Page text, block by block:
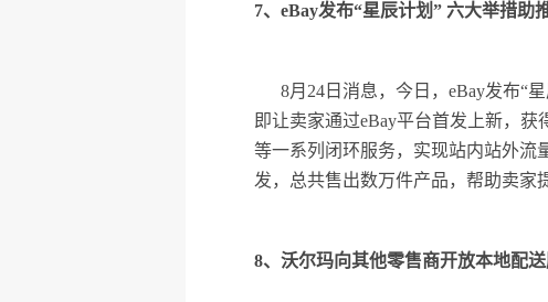
7、eBay发布“星辰计划” 六大举措助
8月24日消息，今日，eBay发布“
即让卖家通过eBay平台首发上新，
等一系列闭环服务，实现站内站外流
发，总共售出数万件产品，帮助卖家
8、沃尔玛向其他零售商开放本地配